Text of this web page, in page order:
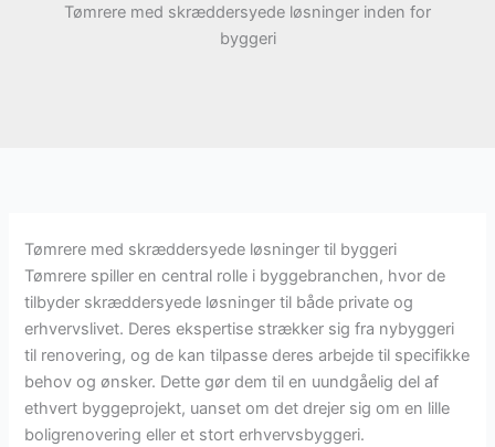
Tømrere med skræddersyede løsninger inden for
byggeri
Tømrere med skræddersyede løsninger til byggeri
Tømrere spiller en central rolle i byggebranchen, hvor de
tilbyder skræddersyede løsninger til både private og
erhvervslivet. Deres ekspertise strækker sig fra nybyggeri
til renovering, og de kan tilpasse deres arbejde til specifikke
behov og ønsker. Dette gør dem til en uundgåelig del af
ethvert byggeprojekt, uanset om det drejer sig om en lille
boligrenovering eller et stort erhvervsbyggeri.